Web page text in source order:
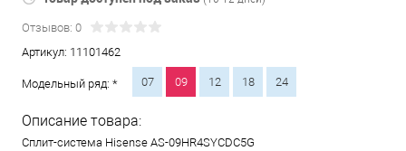
Отзывов: 0
Артикул: 11101462
Модельный ряд: * 07 09 12 18 24
Описание товара:
Сплит-система Hisense AS-09HR4SYCDC5G